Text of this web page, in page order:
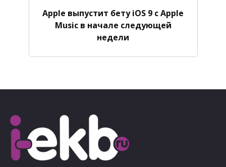
Apple выпустит бету iOS 9 с Apple
Music в начале следующей
недели